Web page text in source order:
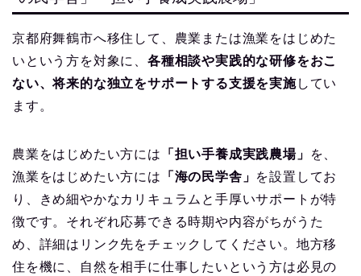
京都府舞鶴市へ移住して、農業または漁業をはじめた
いという方を対象に、 各種相談や実践的な研修をおこ
ない、将来的な独立をサポートする支援を実施してい
ます。
農業をはじめたい方には 「担い手養成実践農場」
を、
漁業をはじめたい方には
「海の民学舎」 を設置してお
り、きめ細やかなカリキュラムと手厚いサポートが特
徴です。それぞれ応募できる時期や内容がちがうた
め、詳細はリンク先をチェックしてください。地方移
住を機に、自然を相手に仕事したいという方は必見の